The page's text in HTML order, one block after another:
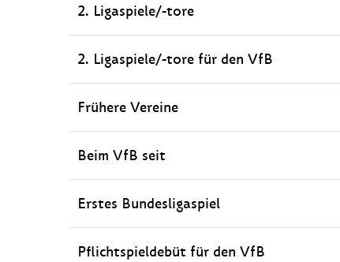
2. Ligaspiele/-tore
2. Ligaspiele/-tore für den VfB
Frühere Vereine
Beim VfB seit
Erstes Bundesligaspiel
Pflichtspieldebüt für den VfB